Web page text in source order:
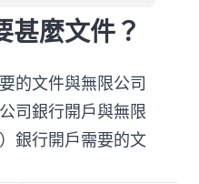
甚麼文件？
的文件與無限公司
司銀行開戶與無限
銀行開戶需要的文